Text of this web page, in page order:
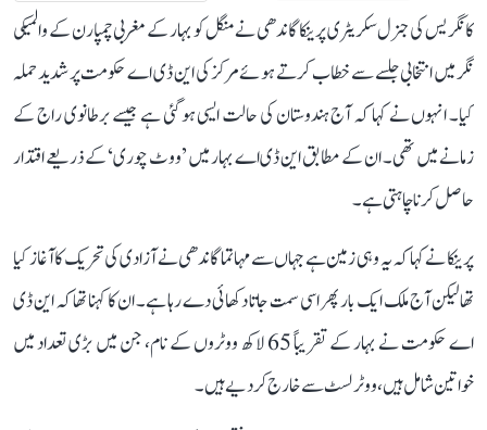
کانگریس کی جنرل سکریٹری پرینکا گاندھی نے منگل کو بہار کے مغربی چمپارن کے والمیکی
نگر میں انتخابی جلسے سے خطاب کرتے ہوئے مرکز کی این ڈی اے حکومت پر شدید حملہ
کیا۔ انہوں نے کہا کہ آج ہندوستان کی حالت ایسی ہو گئی ہے جیسے برطانوی راج کے
زمانے میں تھی۔ ان کے مطابق این ڈی اے بہار میں ’ووٹ چوری‘ کے ذریعے اقتدار
حاصل کرنا چاہتی ہے۔
پرینکا نے کہا کہ یہ وہی زمین ہے جہاں سے مہاتما گاندھی نے آزادی کی تحریک کا آغاز کیا
تھا لیکن آج ملک ایک بار پھر اسی سمت جاتا دکھائی دے رہا ہے۔ ان کا کہنا تھا کہ این ڈی
اے حکومت نے بہار کے تقریباً 65 لاکھ ووٹروں کے نام، جن میں بڑی تعداد میں
خواتین شامل ہیں، ووٹر لسٹ سے خارج کر دیے ہیں۔